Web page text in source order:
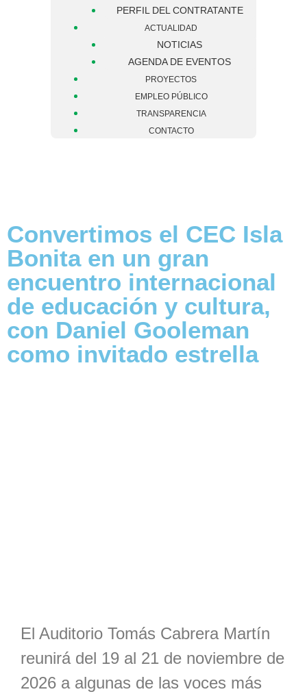
PERFIL DEL CONTRATANTE
ACTUALIDAD
NOTICIAS
AGENDA DE EVENTOS
PROYECTOS
EMPLEO PÚBLICO
TRANSPARENCIA
CONTACTO
Convertimos el CEC Isla
Bonita en un gran
encuentro internacional
de educación y cultura,
con Daniel Gooleman
como invitado estrella
El Auditorio Tomás Cabrera Martín
reunirá del 19 al 21 de noviembre de
2026 a algunas de las voces más